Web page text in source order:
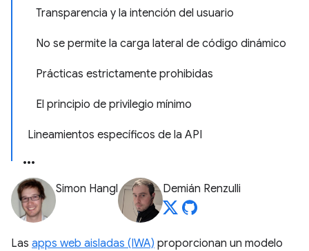
Transparencia y la intención del usuario
No se permite la carga lateral de código dinámico
Prácticas estrictamente prohibidas
El principio de privilegio mínimo
Lineamientos específicos de la API
Simon Hangl Demián Renzulli
Las apps web aisladas (IWA) proporcionan un modelo